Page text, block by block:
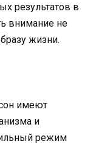
результатов в
внимание не
жизни.
имеют
и
режим